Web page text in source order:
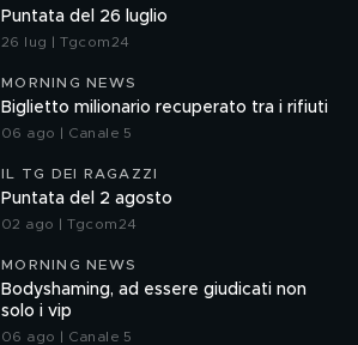
Puntata del 26 luglio
26 lug | Tgcom24
MORNING NEWS
Biglietto milionario recuperato tra i rifiuti
06 ago | Canale 5
IL TG DEI RAGAZZI
Puntata del 2 agosto
02 ago | Tgcom24
MORNING NEWS
Bodyshaming, ad essere giudicati non
solo i vip
06 ago | Canale 5